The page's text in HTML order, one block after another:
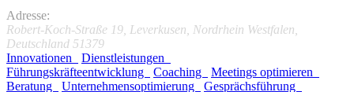
Adresse:
Robert-Koch-Straße 19 Leverkusen, Nordrhein Westfalen,
Deutschland 51379
Innovationen
Dienstleistungen
Führungskräfteentwicklung
Coaching
Meetings optimieren
Beratung
Unternehmensoptimierung
Gesprächsführung